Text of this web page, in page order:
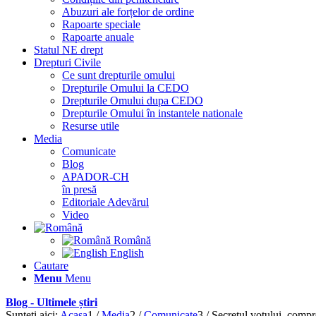
Abuzuri ale forțelor de ordine
Rapoarte speciale
Rapoarte anuale
Statul NE drept
Drepturi Civile
Ce sunt drepturile omului
Drepturile Omului la CEDO
Drepturile Omului dupa CEDO
Drepturile Omului în instantele nationale
Resurse utile
Media
Comunicate
Blog
APADOR-CH
în presă
Editoriale Adevărul
Video
Română
English
Cautare
Menu Menu
Blog - Ultimele știri